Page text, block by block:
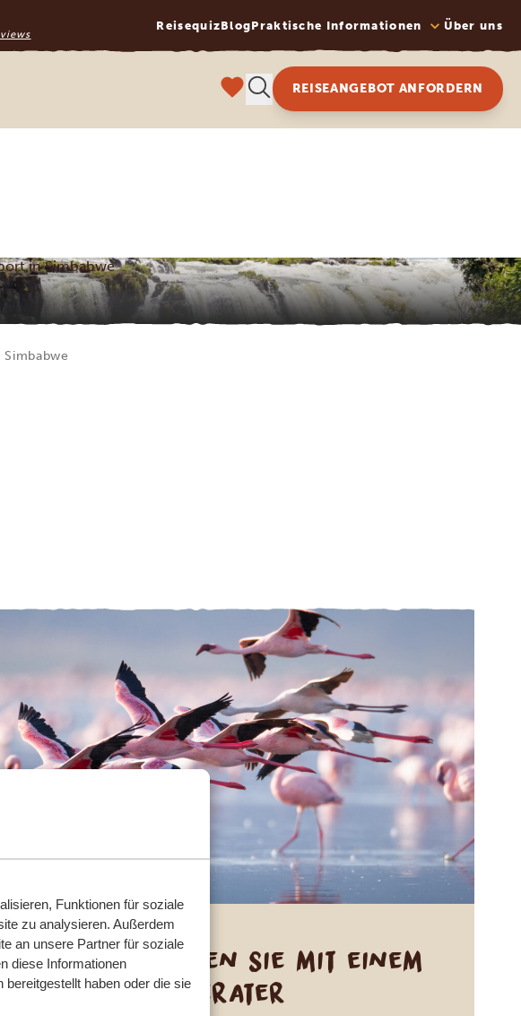
Funktionen für soziale
zu analysieren. Außerdem
an unsere Partner für soziale
diese Informationen
haben oder die sie
ReisequizBlogPraktische Informationen Über uns
REISEANGEBOT ANFORDERN
in Simbabwe
Sprechen Sie mit einem
Reiseberater